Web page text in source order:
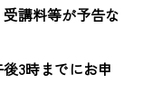
講料等が予告な
3時までにお申